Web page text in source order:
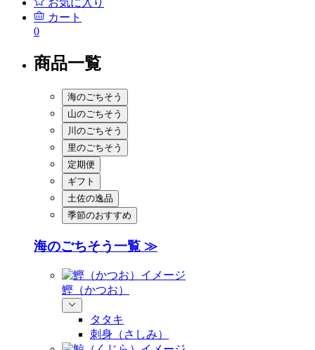
お気に入り
カート
0
商品一覧
海のごちそう
山のごちそう
川のごちそう
里のごちそう
定期便
ギフト
土佐の逸品
季節のおすすめ
海のごちそう一覧 ≫
鰹（かつお）
タタキ
刺身（さしみ）